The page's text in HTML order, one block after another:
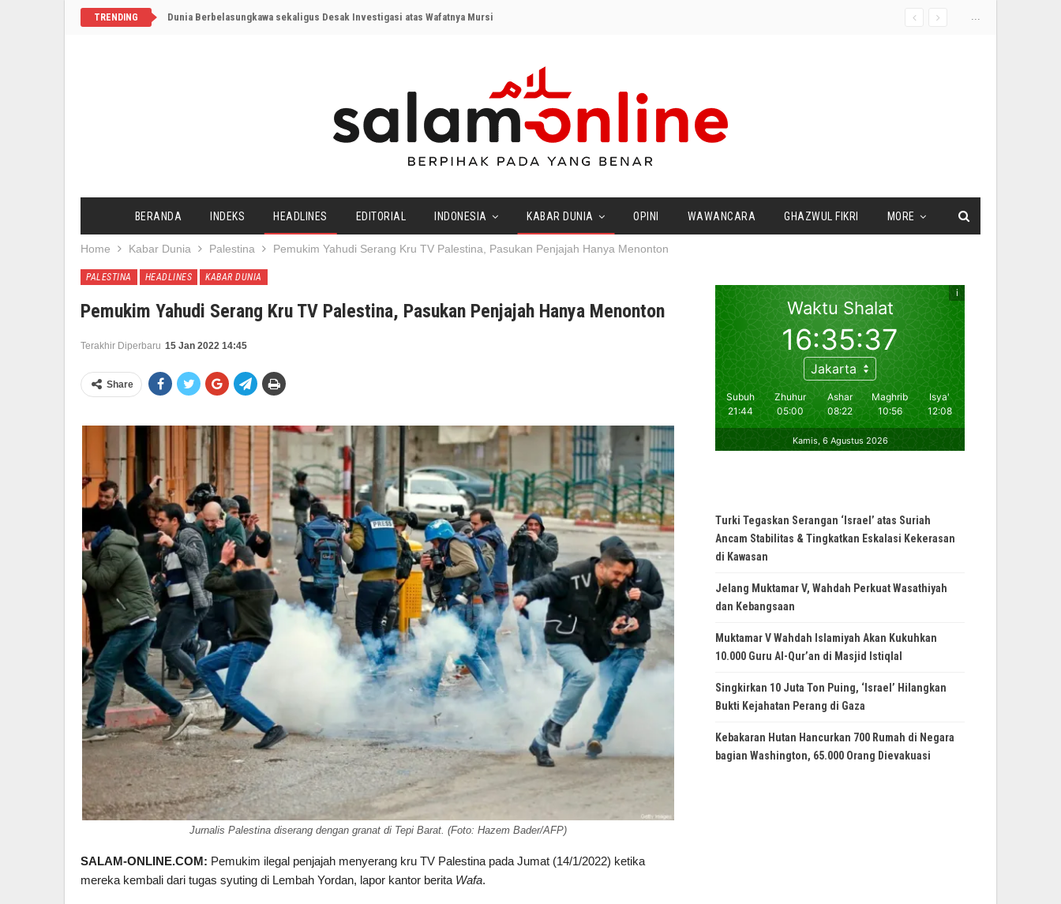
...
TRENDING Dunia Berbelasungkawa sekaligus Desak Investigasi atas Wafatnya Mursi
BERANDA INDEKS HEADLINES EDITORIAL INDONESIA KABAR DUNIA OPINI WAWANCARA GHAZWUL FIKRI MORE
Home Kabar Dunia Palestina Pemukim Yahudi Serang Kru TV Palestina, Pasukan Penjajah Hanya Menonton
PALESTINA HEADLINES KABAR DUNIA
Pemukim Yahudi Serang Kru TV Palestina, Pasukan Penjajah Hanya Menonton
Terakhir Diperbaru 15 Jan 2022 14:45
Share
Jurnalis Palestina diserang dengan granat di Tepi Barat. (Foto: Hazem Bader/AFP)
SALAM-ONLINE.COM: Pemukim ilegal penjajah menyerang kru TV Palestina pada Jumat (14/1/2022) ketika
mereka kembali dari tugas syuting di Lembah Yordan, lapor kantor berita Wafa.
Turki Tegaskan Serangan ‘Israel’ atas Suriah
Ancam Stabilitas & Tingkatkan Eskalasi Kekerasan
di Kawasan
Jelang Muktamar V, Wahdah Perkuat Wasathiyah
dan Kebangsaan
Muktamar V Wahdah Islamiyah Akan Kukuhkan
10.000 Guru Al-Qur’an di Masjid Istiqlal
Singkirkan 10 Juta Ton Puing, ‘Israel’ Hilangkan
Bukti Kejahatan Perang di Gaza
Kebakaran Hutan Hancurkan 700 Rumah di Negara
bagian Washington, 65.000 Orang Dievakuasi